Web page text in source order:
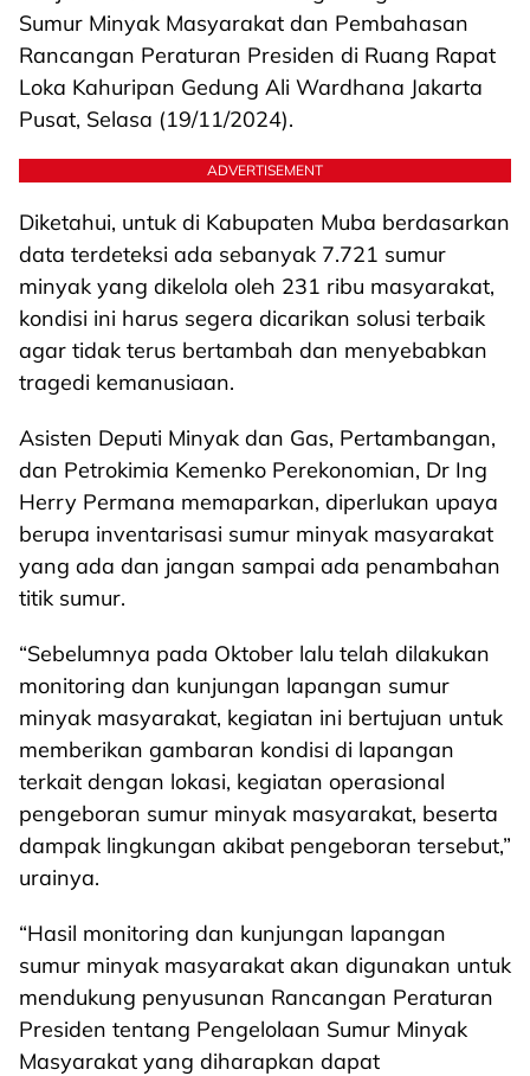
Sumur Minyak Masyarakat dan Pembahasan
Rancangan Peraturan Presiden di Ruang Rapat
Loka Kahuripan Gedung Ali Wardhana Jakarta
Pusat, Selasa (19/11/2024).
ADVERTISEMENT
Diketahui, untuk di Kabupaten Muba berdasarkan
data terdeteksi ada sebanyak 7.721 sumur
minyak yang dikelola oleh 231 ribu masyarakat,
kondisi ini harus segera dicarikan solusi terbaik
agar tidak terus bertambah dan menyebabkan
tragedi kemanusiaan.
Asisten Deputi Minyak dan Gas, Pertambangan,
dan Petrokimia Kemenko Perekonomian, Dr Ing
Herry Permana memaparkan, diperlukan upaya
berupa inventarisasi sumur minyak masyarakat
yang ada dan jangan sampai ada penambahan
titik sumur.
“Sebelumnya pada Oktober lalu telah dilakukan
monitoring dan kunjungan lapangan sumur
minyak masyarakat, kegiatan ini bertujuan untuk
memberikan gambaran kondisi di lapangan
terkait dengan lokasi, kegiatan operasional
pengeboran sumur minyak masyarakat, beserta
dampak lingkungan akibat pengeboran tersebut,”
urainya.
“Hasil monitoring dan kunjungan lapangan
sumur minyak masyarakat akan digunakan untuk
mendukung penyusunan Rancangan Peraturan
Presiden tentang Pengelolaan Sumur Minyak
Masyarakat yang diharapkan dapat